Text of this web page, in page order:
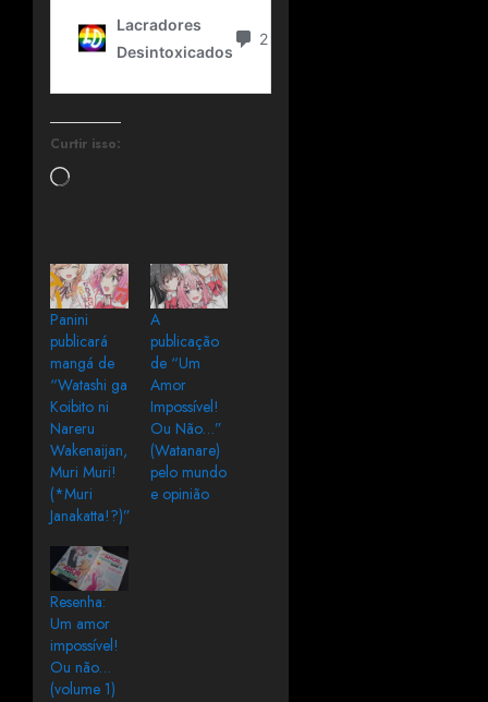
Curtir isso:
Panini
publicará
mangá de
“Watashi ga
Koibito ni
Nareru
Wakenaijan,
Muri Muri!
(*Muri
Janakatta!?)”
A
publicação
de “Um
Amor
Impossível!
Ou Não…”
(Watanare)
pelo mundo
e opinião
Resenha:
Um amor
impossível!
Ou não…
(volume 1)